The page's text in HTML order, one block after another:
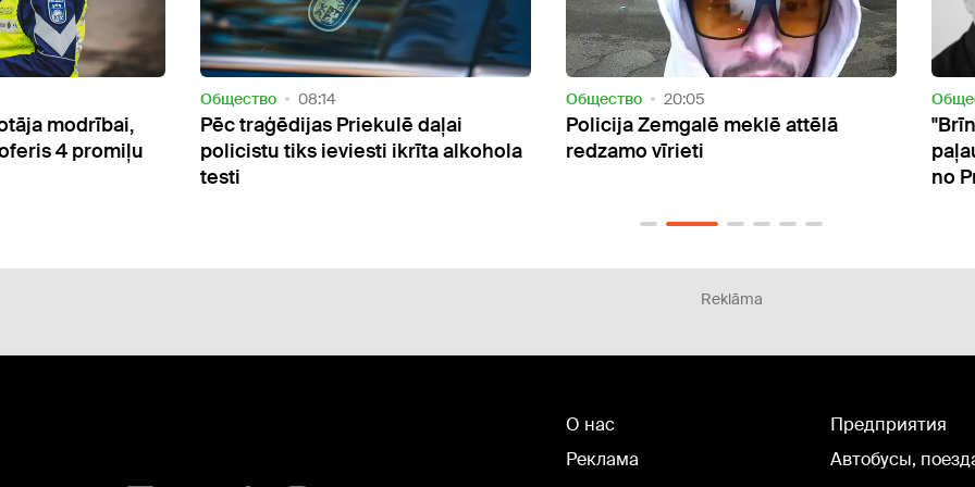
daļai
ikrīta alkohola
Oбщество 20:05
Policija Zemgalē meklē attēlā
redzamo vīrieti
Oбщество 14:57
"Brīnišķīgs kolēģis, uz kuru varēja
paļauties." Skola sēru vēstī atvadās
Reklāma
О нас
Реклама
Предприятия
Автобусы,